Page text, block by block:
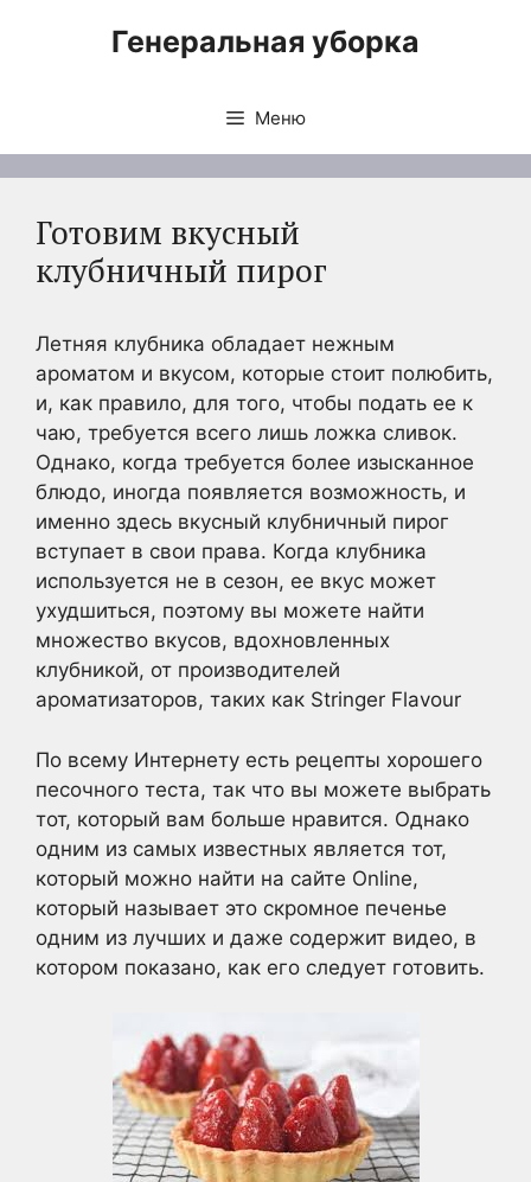
Генеральная уборка
Меню
Готовим вкусный
клубничный пирог
Летняя клубника обладает нежным
ароматом и вкусом, которые стоит полюбить,
и, как правило, для того, чтобы подать ее к
чаю, требуется всего лишь ложка сливок.
Однако, когда требуется более изысканное
блюдо, иногда появляется возможность, и
именно здесь вкусный клубничный пирог
вступает в свои права. Когда клубника
используется не в сезон, ее вкус может
ухудшиться, поэтому вы можете найти
множество вкусов, вдохновленных
клубникой, от производителей
ароматизаторов, таких как Stringer Flavour
По всему Интернету есть рецепты хорошего
песочного теста, так что вы можете выбрать
тот, который вам больше нравится. Однако
одним из самых известных является тот,
который можно найти на сайте Online,
который называет это скромное печенье
одним из лучших и даже содержит видео, в
котором показано, как его следует готовить.